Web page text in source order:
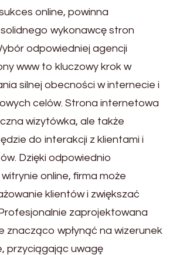
online, powinna
wykonawcę stron
odpowiedniej agencji
www to kluczowy krok w
silnej obecności w internecie i
celów. Strona internetowa
wizytówka, ale także
do interakcji z klientami i
Dzięki odpowiednio
online, firma może
klientów i zwiększać
zaprojektowana
znacząco wpłynąć na wizerunek
przyciągając uwagę